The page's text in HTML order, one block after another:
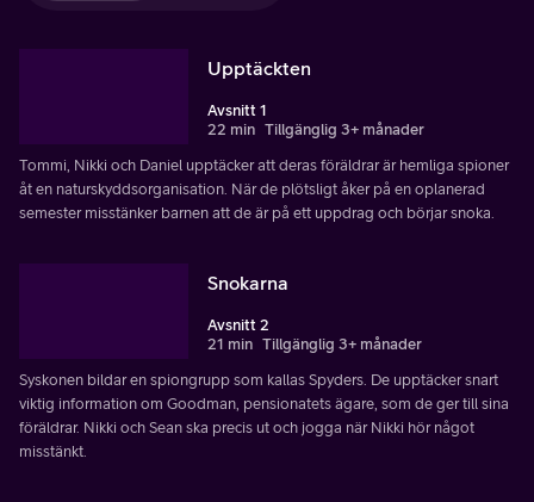
Upptäckten
Avsnitt 1
22 min Tillgänglig 3+ månader
Tommi, Nikki och Daniel upptäcker att deras föräldrar är hemliga spioner
åt en naturskyddsorganisation. När de plötsligt åker på en oplanerad
semester misstänker barnen att de är på ett uppdrag och börjar snoka.
Snokarna
Avsnitt 2
21 min Tillgänglig 3+ månader
Syskonen bildar en spiongrupp som kallas Spyders. De upptäcker snart
viktig information om Goodman, pensionatets ägare, som de ger till sina
föräldrar. Nikki och Sean ska precis ut och jogga när Nikki hör något
misstänkt.